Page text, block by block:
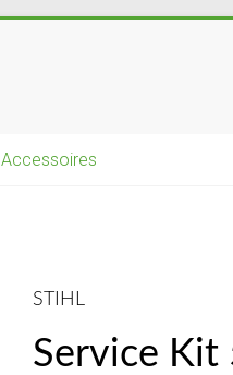
Accessoires
STIHL
Service Kit